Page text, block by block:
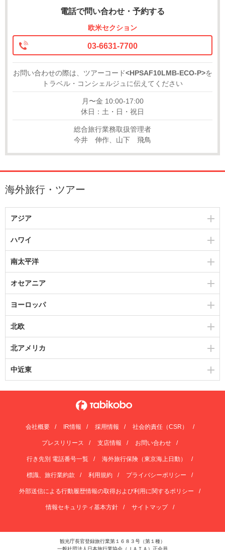
電話で問い合わせ・予約する
欧米セクション
03-6631-7700
お問い合わせの際は、ツアーコード<HPSAF10LMB-ECO-P>を
トラベル・コンシェルジュに伝えてください
月〜金 10:00-17:00
休日：土・日・祝日
総合旅行業務取扱管理者
今井 伸作、山下 飛鳥
海外旅行・ツアー
アジア
ハワイ
南太平洋
オセアニア
ヨーロッパ
北欧
北アメリカ
中近東
会社概要 IR情報 採用情報 社会的責任（CSR）
プレスリリース 支店情報 お問い合わせ
行き先別 電話番号一覧 海外旅行保険（東京海上日動）
標識、旅行業約款 利用規約 プライバシーポリシー
外部送信による行動履歴情報の取得および利用に関するポリシー
情報セキュリティ基本方針 サイトマップ
観光庁長官登録旅行業第１６８３号（第１種）
一般社団法人日本旅行業協会（ＪＡＴＡ）正会員